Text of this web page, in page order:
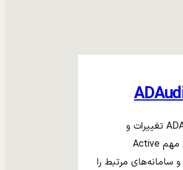
ADAudit Plus تغییرات و
رویدادهای مهم Active
Directory و سامانه‌های مرتبط را